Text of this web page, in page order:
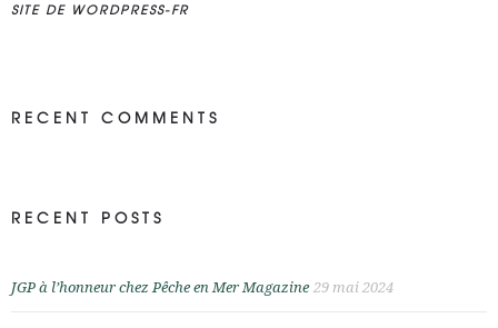
SITE DE WORDPRESS-FR
RECENT COMMENTS
RECENT POSTS
JGP à l’honneur chez Pêche en Mer Magazine 29 mai 2024